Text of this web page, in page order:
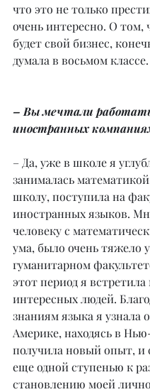
что это не только
очень интересно. О том,
будет свой бизнес,
думала в восьмом классе.
– Вы мечтали
иностранных
– Да, уже в школе я
занималась
школу, поступила на
иностранных языков.
человеку с
ума, было очень тяжело
гуманитарном
этот период я
интересных людей.
знаниям языка я узнала
Америке, находясь в
получила новый опыт, и
еще одной ступенью к
становлению моей